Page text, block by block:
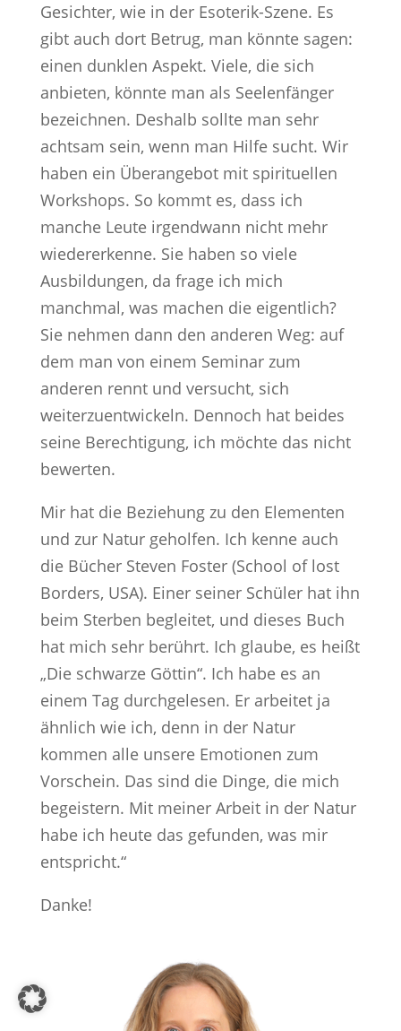
Gesichter, wie in der Esoterik-Szene. Es
gibt auch dort Betrug, man könnte sagen:
einen dunklen Aspekt. Viele, die sich
anbieten, könnte man als Seelenfänger
bezeichnen. Deshalb sollte man sehr
achtsam sein, wenn man Hilfe sucht. Wir
haben ein Überangebot mit spirituellen
Workshops. So kommt es, dass ich
manche Leute irgendwann nicht mehr
wiedererkenne. Sie haben so viele
Ausbildungen, da frage ich mich
manchmal, was machen die eigentlich?
Sie nehmen dann den anderen Weg: auf
dem man von einem Seminar zum
anderen rennt und versucht, sich
weiterzuentwickeln. Dennoch hat beides
seine Berechtigung, ich möchte das nicht
bewerten.
Mir hat die Beziehung zu den Elementen
und zur Natur geholfen. Ich kenne auch
die Bücher Steven Foster (School of lost
Borders, USA). Einer seiner Schüler hat ihn
beim Sterben begleitet, und dieses Buch
hat mich sehr berührt. Ich glaube, es heißt
„Die schwarze Göttin“. Ich habe es an
einem Tag durchgelesen. Er arbeitet ja
ähnlich wie ich, denn in der Natur
kommen alle unsere Emotionen zum
Vorschein. Das sind die Dinge, die mich
begeistern. Mit meiner Arbeit in der Natur
habe ich heute das gefunden, was mir
entspricht.“
Danke!